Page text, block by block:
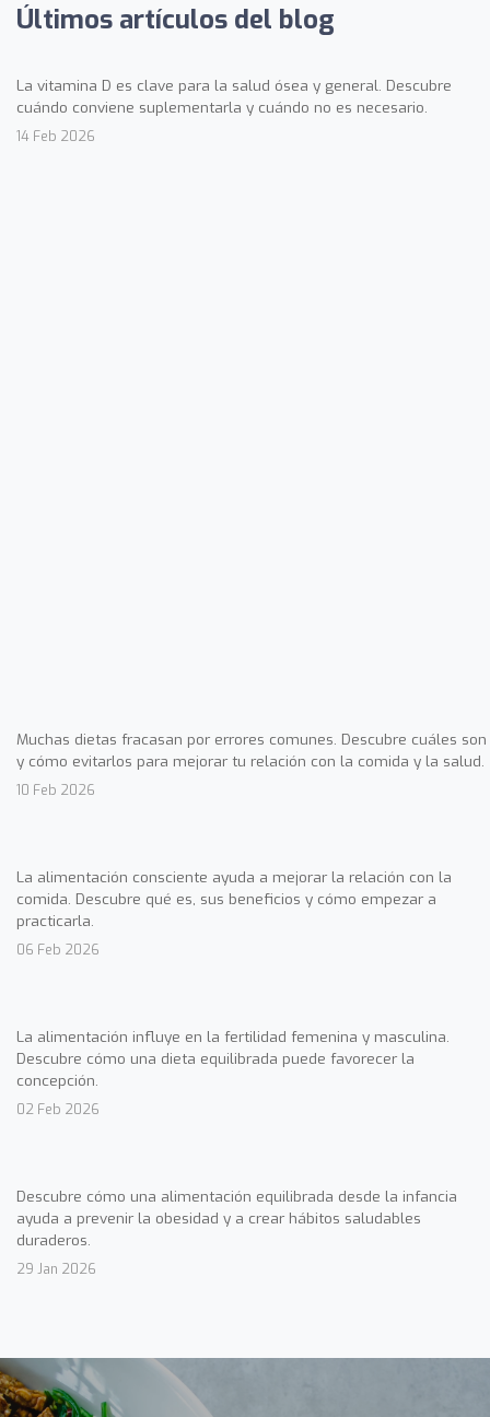
Últimos artículos del blog
La vitamina D es clave para la salud ósea y general. Descubre
cuándo conviene suplementarla y cuándo no es necesario.
14 Feb 2026
Muchas dietas fracasan por errores comunes. Descubre cuáles son
y cómo evitarlos para mejorar tu relación con la comida y la salud.
10 Feb 2026
La alimentación consciente ayuda a mejorar la relación con la
comida. Descubre qué es, sus beneficios y cómo empezar a
practicarla.
06 Feb 2026
La alimentación influye en la fertilidad femenina y masculina.
Descubre cómo una dieta equilibrada puede favorecer la
concepción.
02 Feb 2026
Descubre cómo una alimentación equilibrada desde la infancia
ayuda a prevenir la obesidad y a crear hábitos saludables
duraderos.
29 Jan 2026